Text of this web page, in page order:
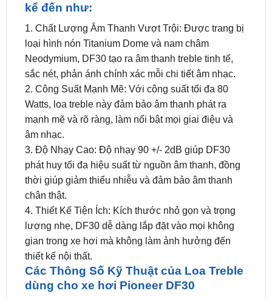
kể đến như:
1. Chất Lượng Âm Thanh Vượt Trội: Được trang bị
loại hình nón Titanium Dome và nam châm
Neodymium, DF30 tạo ra âm thanh treble tinh tế,
sắc nét, phản ánh chính xác mỗi chi tiết âm nhạc.
2. Công Suất Mạnh Mẽ: Với công suất tối đa 80
Watts, loa treble này đảm bảo âm thanh phát ra
mạnh mẽ và rõ ràng, làm nổi bật mọi giai điệu và
âm nhạc.
3. Độ Nhạy Cao: Độ nhạy 90 +/- 2dB giúp DF30
phát huy tối đa hiệu suất từ nguồn âm thanh, đồng
thời giúp giảm thiểu nhiễu và đảm bảo âm thanh
chân thật.
4. Thiết Kế Tiện Ích: Kích thước nhỏ gọn và trọng
lượng nhẹ, DF30 dễ dàng lắp đặt vào mọi không
gian trong xe hơi mà không làm ảnh hưởng đến
thiết kế nội thất.
Các Thông Số Kỹ Thuật của Loa Treble
dùng cho xe hơi Pioneer DF30